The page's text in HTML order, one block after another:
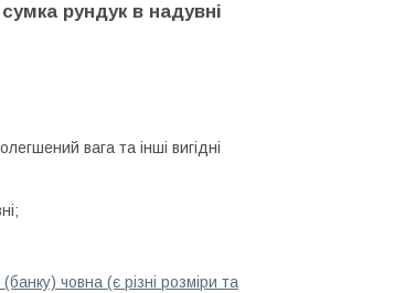
рундук в надувні
вага та інші вигідні
човна (є різні розміри та